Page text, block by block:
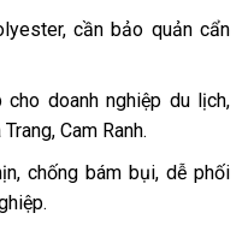
cần bảo quản cẩn
doanh nghiệp du lịch,
Cam Ranh.
chống bám bụi, dễ phối